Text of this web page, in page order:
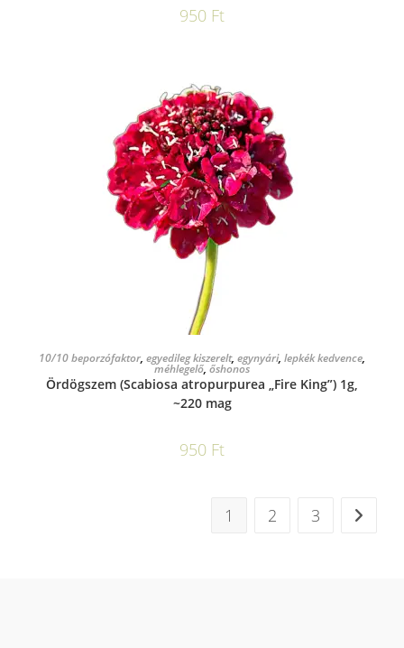
950 Ft
KOSÁRBA TESZEM
10/10 beporzófaktor, egyedileg kiszerelt, egynyári, lepkék kedvence,
méhlegelő, őshonos
Ördögszem (Scabiosa atropurpurea „Fire King”) 1g,
~220 mag
950 Ft
1 2 3